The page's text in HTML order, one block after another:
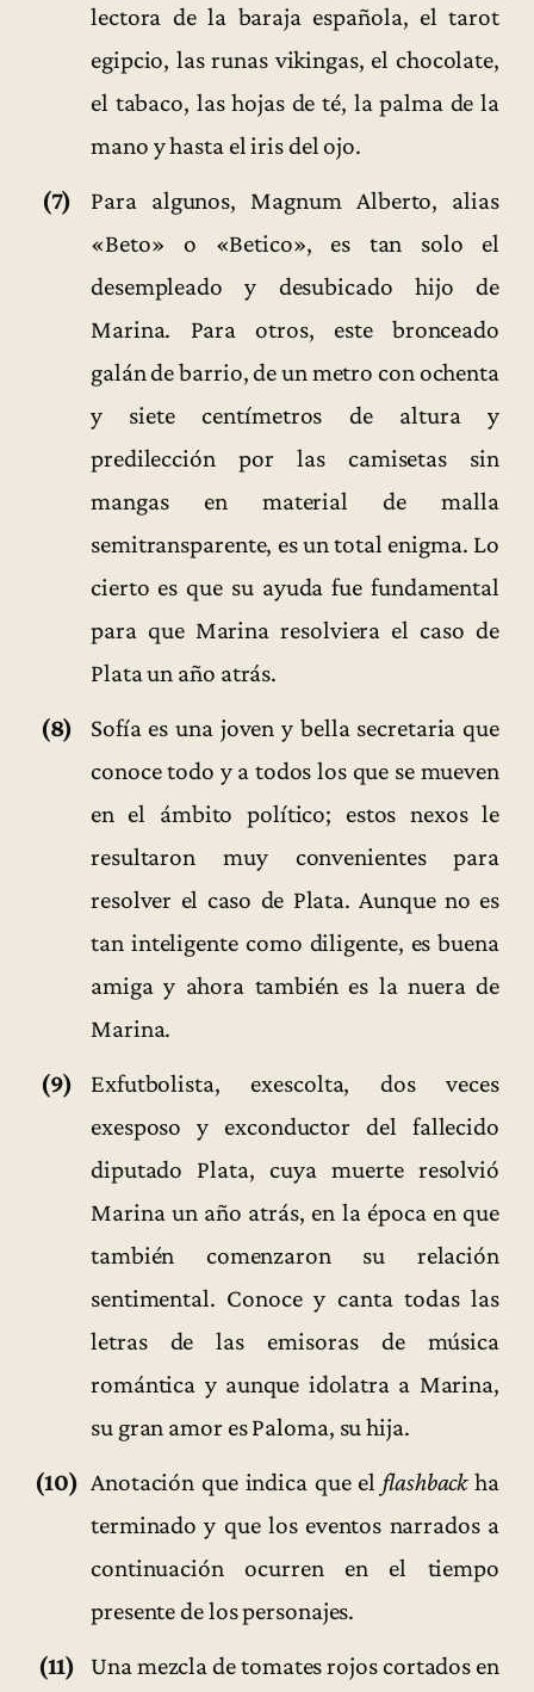
lectora de la baraja española, el tarot
egipcio, las runas vikingas, el chocolate,
el tabaco, las hojas de té, la palma de la
mano y hasta el iris del ojo.
(7)
Para algunos, Magnum Alberto, alias
«Beto» o «Betico», es tan solo el
desempleado y desubicado hijo de
Marina. Para otros, este bronceado
galán de barrio, de un metro con ochenta
y siete centímetros de altura y
predilección por las camisetas sin
mangas en material de malla
semitransparente, es un total enigma. Lo
cierto es que su ayuda fue fundamental
para que Marina resolviera el caso de
Plata un año atrás.
(8)
Sofía es una joven y bella secretaria que
conoce todo y a todos los que se mueven
en el ámbito político; estos nexos le
resultaron muy convenientes para
resolver el caso de Plata. Aunque no es
tan inteligente como diligente, es buena
amiga y ahora también es la nuera de
Marina.
(9)
Exfutbolista, exescolta, dos veces
exesposo y exconductor del fallecido
diputado Plata, cuya muerte resolvió
Marina un año atrás, en la época en que
también comenzaron su relación
sentimental. Conoce y canta todas las
letras de las emisoras de música
romántica y aunque idolatra a Marina,
su gran amor es Paloma, su hija.
(10) Anotación que indica que elflashbackha
terminado y que los eventos narrados a
continuación ocurren en el tiempo
presente de los personajes.
(11)
Una mezcla de tomates rojos cortados en